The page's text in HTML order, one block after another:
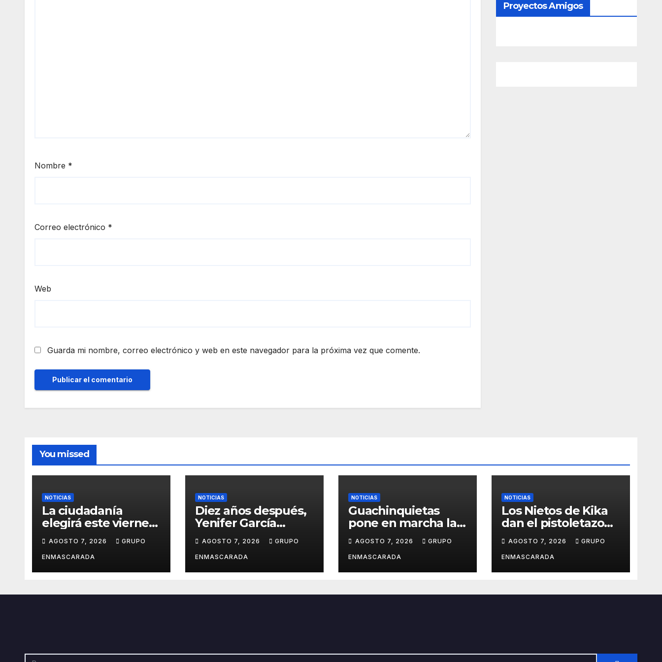
Nombre *
Correo electrónico *
Web
Guarda mi nombre, correo electrónico y web en este navegador para la próxima vez que comente.
Proyectos Amigos
You missed
NOTICIAS
La ciudadanía
elegirá este viernes
Carnaval de Las
Palmas de Gran
Canaria 2027 en una
por Televisión
AGOSTO 7, 2026 GRUPO
ENMASCARADA
NOTICIAS
Diez años después,
Yenifer García
carnavalero en el
vídeo de
presentación de
Rambla para el
AGOSTO 7, 2026 GRUPO
ENMASCARADA
NOTICIAS
Guachinquietas
pone en marcha la
repertorio para el
Carnaval 2027
AGOSTO 7, 2026 GRUPO
ENMASCARADA
NOTICIAS
Los Nietos de Kika
dan el pistoletazo
2027 con el inicio de
sus ensayos
AGOSTO 7, 2026 GRUPO
ENMASCARADA